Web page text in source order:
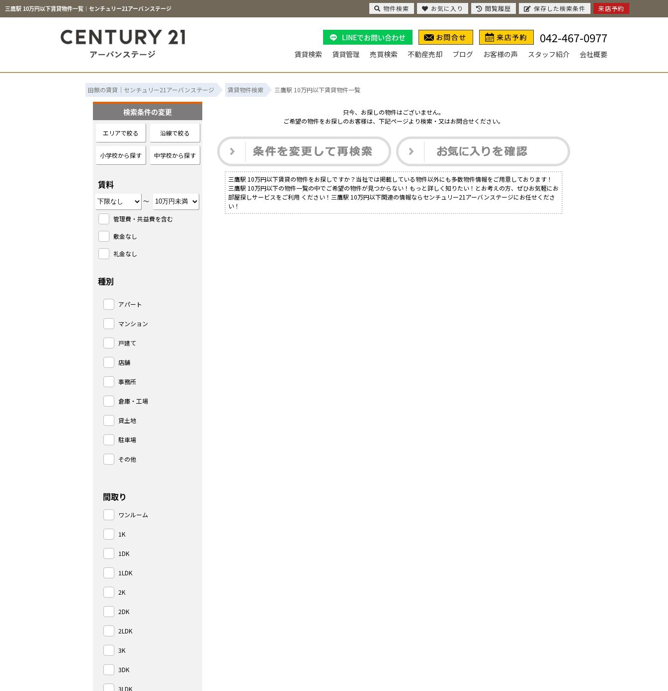
三鷹駅 10万円以下賃貸物件一覧｜センチュリー21アーバンステージ
LINEでお問い合わせ 042-467-0977
賃貸検索 賃貸管理 売買検索 不動産売却 ブログ お客様の声 スタッフ紹介 会社概要
田無の賃貸｜センチュリー21アーバンステージ 賃貸物件検索 三鷹駅 10万円以下賃貸物件一覧
只今、お探しの物件はございません。
ご希望の物件をお探しのお客様は、下記ページより検索・又はお問合せください。
三鷹駅 10万円以下賃貸の物件をお探しですか？当社では掲載している物件以外にも多数物件情報をご用意しております！
三鷹駅 10万円以下の物件一覧の中でご希望の物件が見つからない！もっと詳しく知りたい！とお考えの方、ぜひお気軽にお
部屋探しサービスをご利用 ください！三鷹駅 10万円以下関連の情報ならセンチュリー21アーバンステージにお任せくださ
い！
検索条件の変更
エリアで絞る 沿線で絞る
小学校から探す 中学校から探す
賃料
～
管理費・共益費を含む
敷金なし
礼金なし
種別
アパート
マンション
戸建て
店舗
事務所
倉庫・工場
貸土地
駐車場
その他
間取り
ワンルーム
1K
1DK
1LDK
2K
2DK
2LDK
3K
3DK
3LDK
物件検索 お気に入り 閲覧履歴 保存した検索条件 来店予約